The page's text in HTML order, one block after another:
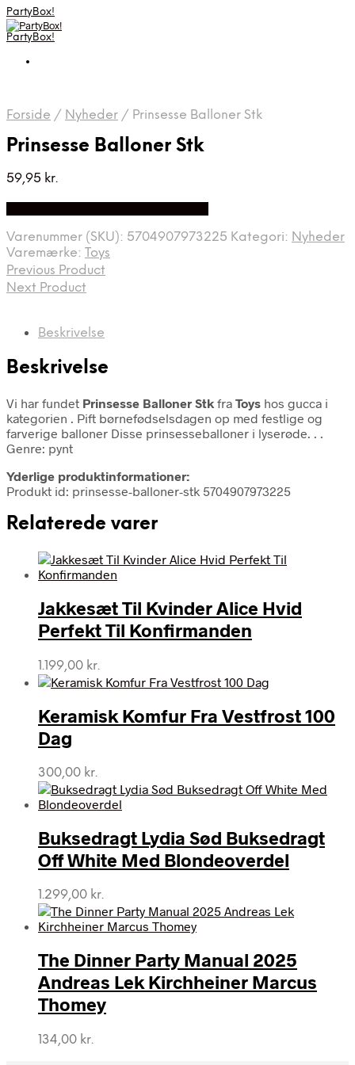
PartyBox!
PartyBox!
Forside / Nyheder / Prinsesse Balloner Stk
Prinsesse Balloner Stk
59,95 kr.
Varenummer (SKU): 5704907973225 Kategori: Nyheder
Varemærke: Toys
Previous Product
Next Product
Beskrivelse
Beskrivelse
Vi har fundet Prinsesse Balloner Stk fra Toys hos gucca i
kategorien . Pift børnefødselsdagen op med festlige og
farverige balloner Disse prinsesseballoner i lyserøde. . .
Genre: pynt
Yderlige produktinformationer:
Produkt id: prinsesse-balloner-stk 5704907973225
Relaterede varer
Jakkesæt Til Kvinder Alice Hvid
Perfekt Til Konfirmanden
1.199,00 kr.
Keramisk Komfur Fra Vestfrost 100
Dag
300,00 kr.
Buksedragt Lydia Sød Buksedragt
Off White Med Blondeoverdel
1.299,00 kr.
The Dinner Party Manual 2025
Andreas Lek Kirchheiner Marcus
Thomey
134,00 kr.